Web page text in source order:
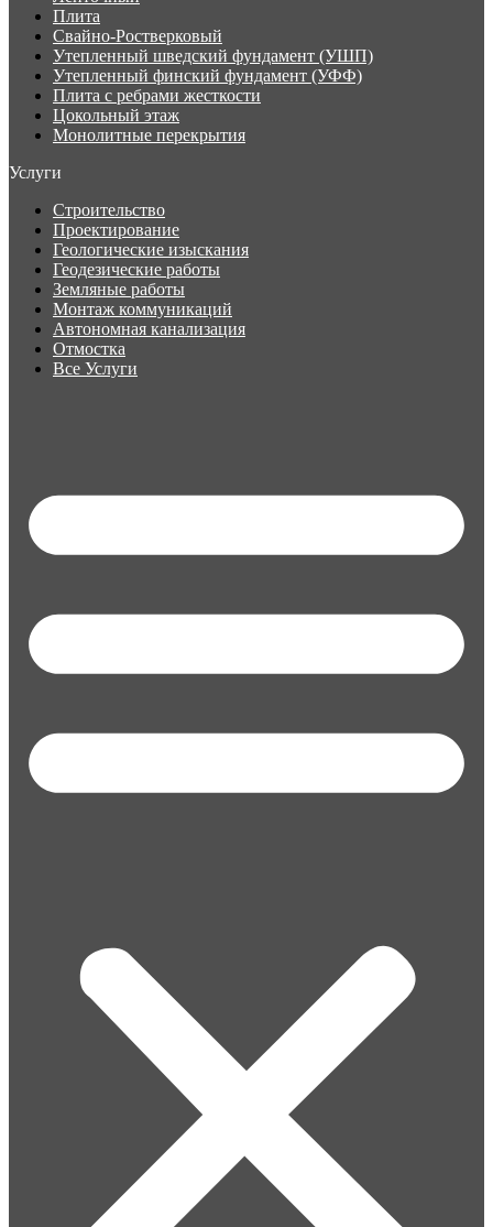
Плита
Свайно-Ростверковый
Утепленный шведский фундамент (УШП)
Утепленный финский фундамент (УФФ)
Плита с ребрами жесткости
Цокольный этаж
Монолитные перекрытия
Услуги
Строительство
Проектирование
Геологические изыскания
Геодезические работы
Земляные работы
Монтаж коммуникаций
Автономная канализация
Отмостка
Все Услуги